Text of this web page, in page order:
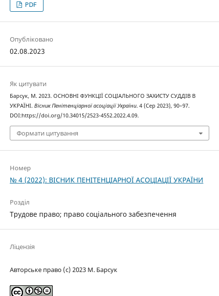
PDF
Опубліковано
02.08.2023
Як цитувати
Барсук, М. 2023. ОСНОВНІ ФУНКЦІЇ СОЦІАЛЬНОГО ЗАХИСТУ СУДДІВ В
УКРАЇНІ. Вісник Пенітенціарної асоціації України. 4 (Сер 2023), 90–97.
DOI:https://doi.org/10.34015/2523-4552.2022.4.09.
Формати цитування
Номер
№ 4 (2022): ВІСНИК ПЕНІТЕНЦІАРНОЇ АСОЦІАЦІЇ УКРАЇНИ
Розділ
Трудове право; право соціального забезпечення
Ліцензія
Авторське право (c) 2023 М. Барсук